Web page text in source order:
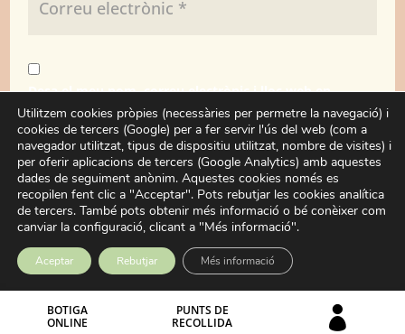
BOTIGA
ONLINE
PUNTS DE
RECOLLIDA

Desa el meu nom, correu electrònic i lloc web en
aquest navegador per a la pròxima vegada que
comenti.
Enviar
Utilitzem cookies pròpies (necessàries per permetre la navegació) i
cookies de tercers (Google) per a fer servir l'ús del web (com a
navegador utilitzat, tipus de dispositiu utilitzat, nombre de visites) i
per oferir aplicacions de tercers (Google Analytics) amb aquestes
dades de seguiment anònim. Aquestes cookies només es
recopilen fent clic a "Acceptar". Pots rebutjar les cookies analítica
de tercers. També pots obtenir més informació o bé conèixer com
canviar la configuració, clicant a "Més informació".
Aceptar Rebutjar Més informació